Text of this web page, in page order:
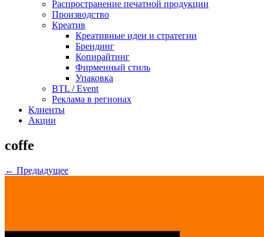
Распространение печатной продукции
Производство
Креатив
Креативные идеи и стратегии
Брендинг
Копирайтинг
Фирменный стиль
Упаковка
BTL / Event
Реклама в регионах
Клиенты
Акции
coffe
← Предыдущее